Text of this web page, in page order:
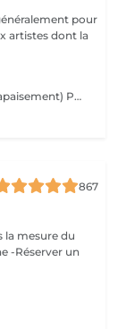
pour
artistes dont la
SCALP Treatment (Acide hyaluronique équilibre & apaisement) Pour rééquilibrer et purifier le cuir chevelu. Idéal en cas de démangeaisons, pellicules, sécheresse ou excès de sébum. -Apaise le cuir chevelu -Purifie en douceur -Rééquilibre la barrière protectrice naturelle -Favorise un environnement sain pour la pousse
867
-Réserver un